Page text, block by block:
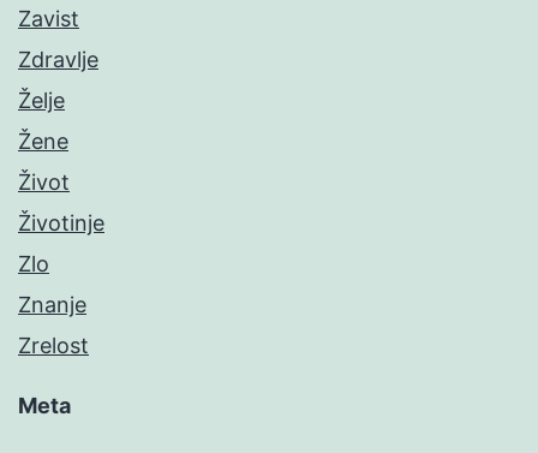
Zavist
Zdravlje
Želje
Žene
Život
Životinje
Zlo
Znanje
Zrelost
Meta